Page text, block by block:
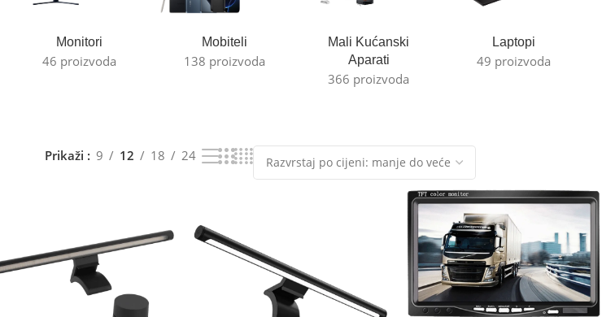
Monitori
46 proizvoda
Mobiteli
138 proizvoda
Mali Kućanski
Aparati
366 proizvoda
Laptopi
49 proizvoda
Prikaži 9 12 18 24